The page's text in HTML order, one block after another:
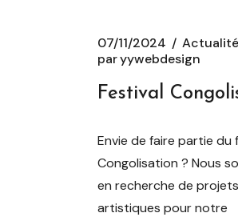
07/11/2024
paryywebdesign
Festival
Envie de faire partie du
Congolisation ? Nous
en recherche de projets
artistiques pour notre